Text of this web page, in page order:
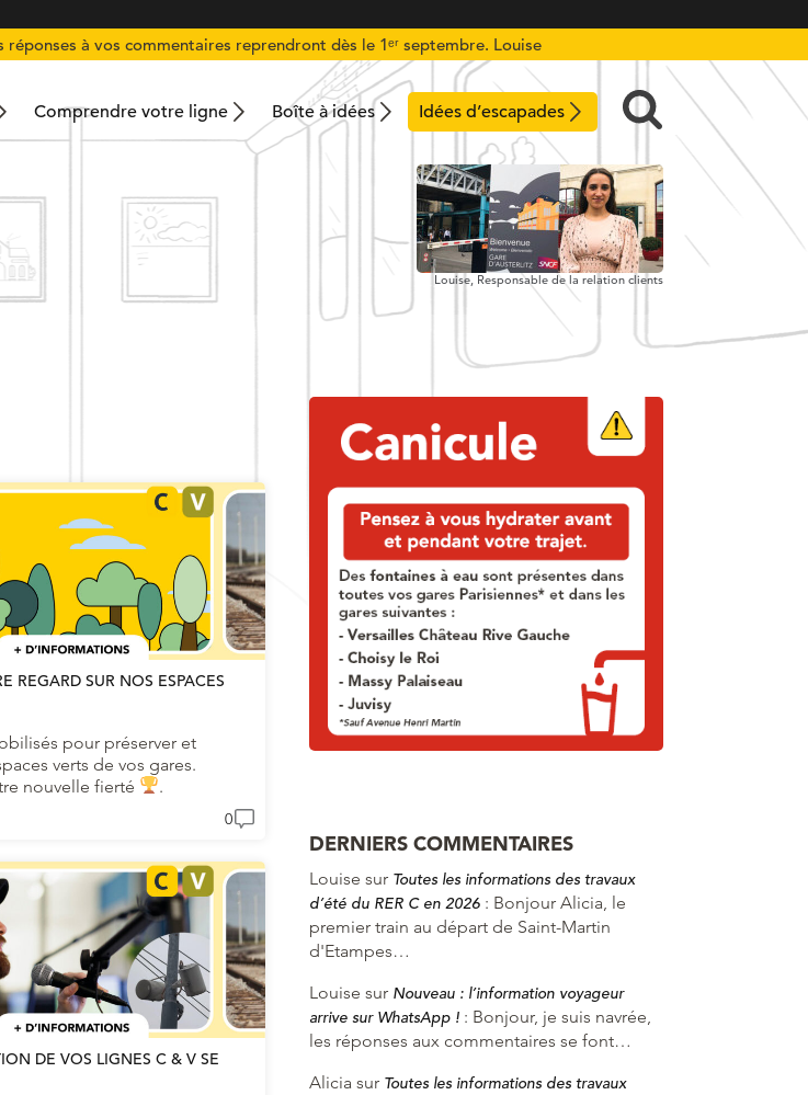
à vos commentaires reprendront dès le 1ᵉʳ septembre. Louise
Comprendre votre ligne Boîte à idées Idées d’escapades
Louise, Responsable de la relation clients
REGARD SUR NOS ESPACES
pour préserver et
verts de vos gares.
nouvelle fierté
.
0
DE VOS LIGNES C & V SE
DERNIERS COMMENTAIRES
Louise sur Toutes les informations des travaux
d’été du RER C en 2026 : Bonjour Alicia, le
premier train au départ de Saint-Martin
d'Etampes…
Louise sur Nouveau : l’information voyageur
arrive sur WhatsApp ! : Bonjour, je suis navrée,
les réponses aux commentaires se font…
Alicia sur Toutes les informations des travaux